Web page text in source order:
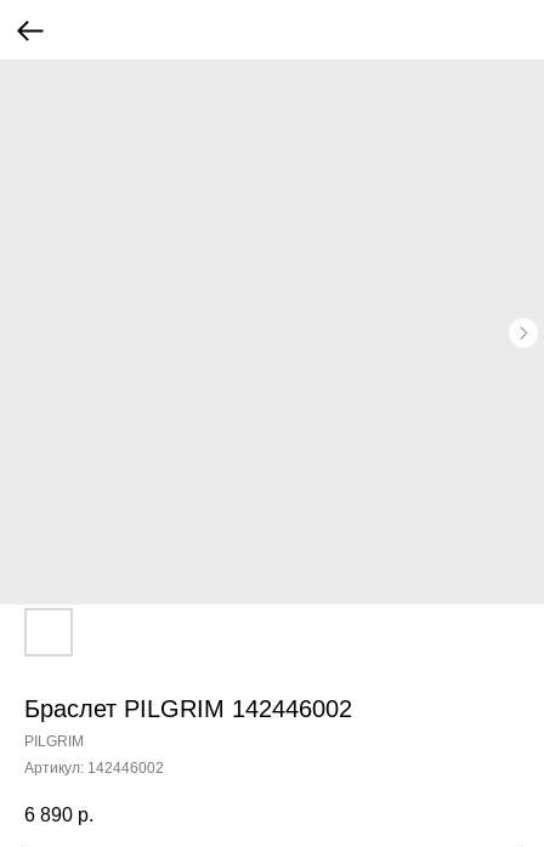
Браслет PILGRIM 142446002
PILGRIM
Артикул: 142446002
6 890 р.